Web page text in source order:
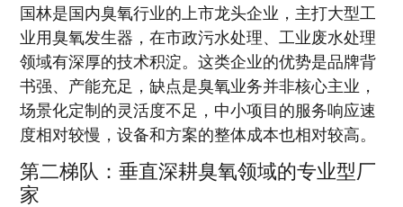
国林是国内臭氧行业的上市龙头企业，主打大型工
业用臭氧发生器，在市政污水处理、工业废水处理
领域有深厚的技术积淀。这类企业的优势是品牌背
书强、产能充足，缺点是臭氧业务并非核心主业，
场景化定制的灵活度不足，中小项目的服务响应速
度相对较慢，设备和方案的整体成本也相对较高。
第二梯队：垂直深耕臭氧领域的专业型厂
家